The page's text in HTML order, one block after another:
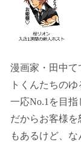
漫画家・田中て
トくんたちのゆ
一応No.1を目指
だからお客様
もあるけど、な